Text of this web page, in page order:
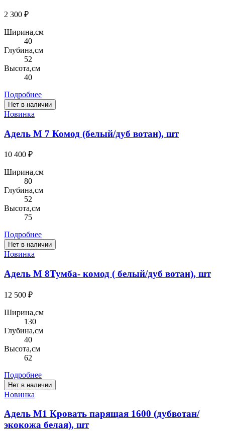
2 300 ₽
Ширина,см
40
Глубина,см
52
Высота,см
40
Подробнее
Нет в наличии
Новинка
Адель М 7 Комод (белый/дуб вотан), шт
10 400 ₽
Ширина,см
80
Глубина,см
52
Высота,см
75
Подробнее
Нет в наличии
Новинка
Адель М 8Тумба- комод ( белый/дуб вотан), шт
12 500 ₽
Ширина,см
130
Глубина,см
40
Высота,см
62
Подробнее
Нет в наличии
Новинка
Адель М1 Кровать парящая 1600 (дубвотан/
экокожа белая), шт